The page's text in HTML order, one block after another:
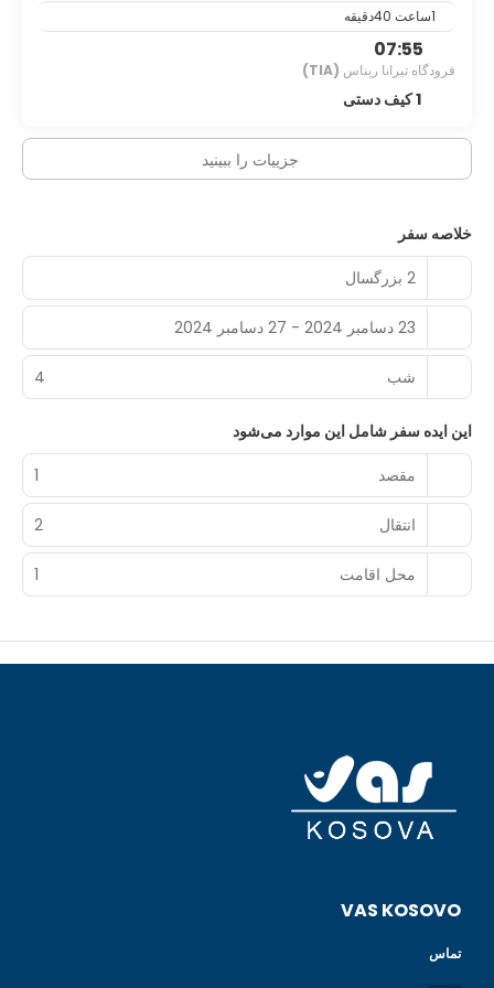
advance. *All rooms are non-smoking. *Online check out
available.
07:55
فرودگاه تیرانا ریناس (TIA)
1 کیف دستی
جزییات را ببینید
خلاصه سفر
2 بزرگسال
23 دسامبر 2024 - 27 دسامبر 2024
شب‌ 4
این ایده سفر شامل این موارد می‌شود
مقصد
1
انتقال 2
محل اقامت 1
VAS KOSOVO
تماس